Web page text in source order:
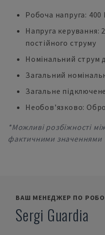
Робоча напруга: 400
Напруга керування:
постійного струму
Номінальний струм
Загальний
Загальне
Необов'язково:
*Можливі розбіжності
фактичними значеннями
ВАШ МЕНЕДЖЕР ПО
Sergi Guardia